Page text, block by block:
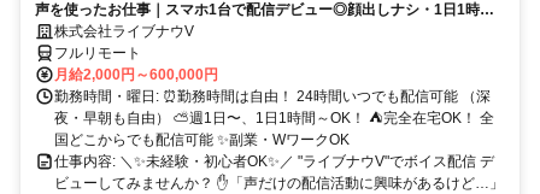
声を使ったお仕事｜スマホ1台で配信デビュー◎顔出しナシ・1日1時間
～OK♪
株式会社ライブナウV
フルリモート
月給2,000円～600,000円
勤務時間・曜日: ⏰勤務時間は自由！ 24時間いつでも配信可能 （深
夜・早朝も自由） ⛅週1日〜、1日1時間～OK！ ⛺完全在宅OK！ 全
国どこからでも配信可能 ✨副業・WワークOK
仕事内容: ＼✨未経験・初心者OK✨／ "ライブナウV"でボイス配信 デ
ビューしてみませんか？ ✋「声だけの配信活動に興味があるけど…」